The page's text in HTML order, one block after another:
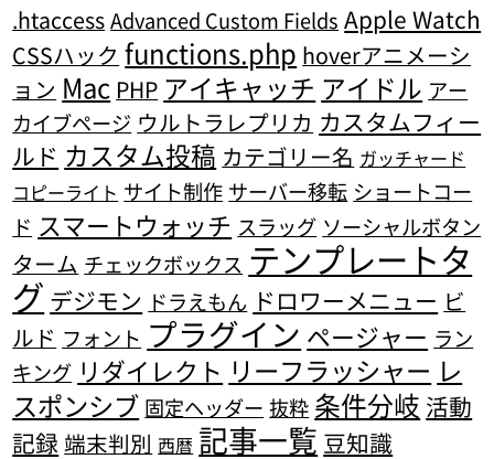
.htaccess Advanced Custom Fields Apple Watch
CSSハック functions.php hoverアニメーシ
ョン Mac PHP アイキャッチ アイドル アー
カイブページ ウルトラレプリカ カスタムフィー
ルド カスタム投稿 カテゴリー名 ガッチャード
コピーライト サイト制作 サーバー移転 ショートコー
ド スマートウォッチ スラッグ ソーシャルボタン
ターム チェックボックス テンプレートタ
グ デジモン ドラえもん ドロワーメニュー ビ
ルド フォント プラグイン ページャー ラン
キング リダイレクト リーフラッシャー レ
スポンシブ 固定ヘッダー 抜粋 条件分岐 活動
記録 端末判別 西暦 記事一覧 豆知識